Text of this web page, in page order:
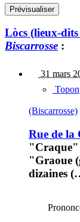
Lòcs (lieux-
Biscarrosse :
31 mars
(Biscarrosse)
Rue de la
"Craque"
"Graoue
dizaines